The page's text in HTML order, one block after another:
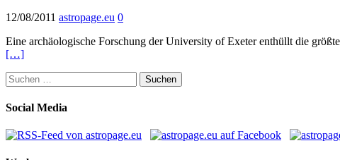
12/08/2011 astropage.eu 0
Eine archäologische Forschung der University of Exeter enthüllt die
[…]
Suchen
nach:
Social Media